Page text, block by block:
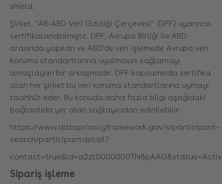
shield.
Şirket, “AB-ABD Veri Gizliliği Çerçevesi” (DPF) uyarınca
sertifikalandırılmıştır. DPF, Avrupa Birliği ile ABD
arasında yapılan ve ABD’de veri işlemede Avrupa veri
koruma standartlarına uyulmasını sağlamayı
amaçlayan bir anlaşmadır. DPF kapsamında sertifika
alan her şirket bu veri koruma standartlarına uymayı
taahhüt eder. Bu konuda daha fazla bilgi aşağıdaki
bağlantıda yer alan sağlayıcıdan edinilebilir:
https://www.dataprivacyframework.gov/s/participant-
search/participantdetail?
Sipariş işleme